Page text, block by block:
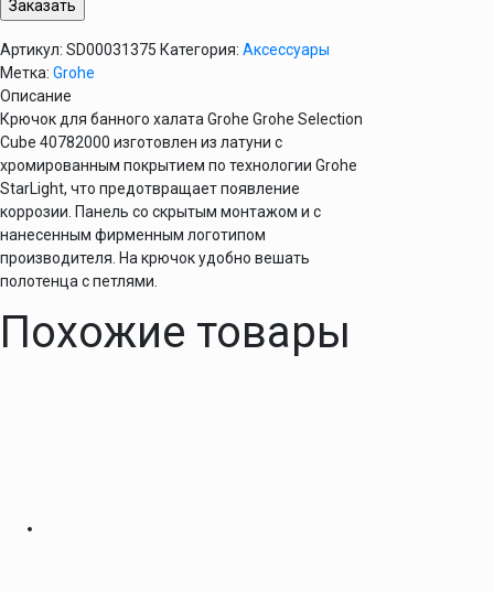
40782000
Артикул: SD00031375 Категория: Аксессуары
Метка: Grohe
Описание
Крючок для банного халата Grohe Grohe Selection
Cube 40782000 изготовлен из латуни с
хромированным покрытием по технологии Grohe
StarLight, что предотвращает появление
коррозии. Панель со скрытым монтажом и с
нанесенным фирменным логотипом
производителя. На крючок удобно вешать
полотенца с петлями.
Похожие товары